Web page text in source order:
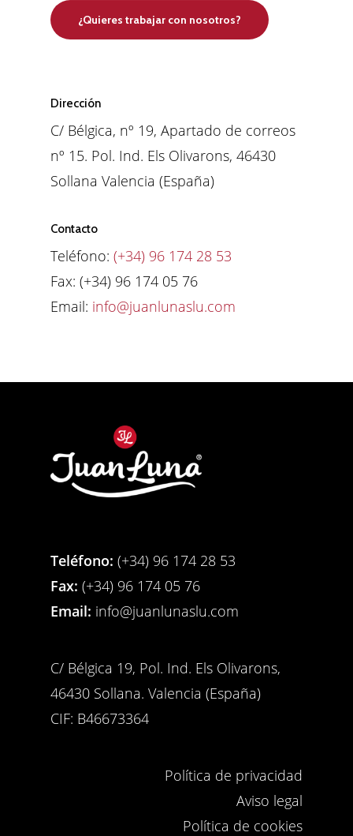
¿Quieres trabajar con nosotros?
Dirección
C/ Bélgica, nº 19, Apartado de correos
nº 15. Pol. Ind. Els Olivarons, 46430
Sollana Valencia (España)
Contacto
Teléfono: (+34) 96 174 28 53
Fax: (+34) 96 174 05 76
Email: info@juanlunaslu.com
Teléfono: (+34) 96 174 28 53
Fax: (+34) 96 174 05 76
Email: info@juanlunaslu.com
C/ Bélgica 19, Pol. Ind. Els Olivarons,
46430 Sollana. Valencia (España)
CIF: B46673364
Política de privacidad
Aviso legal
Política de cookies